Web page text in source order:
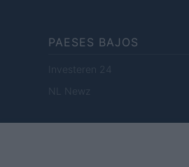
PAESES BAJOS
Investeren 24
NL Newz